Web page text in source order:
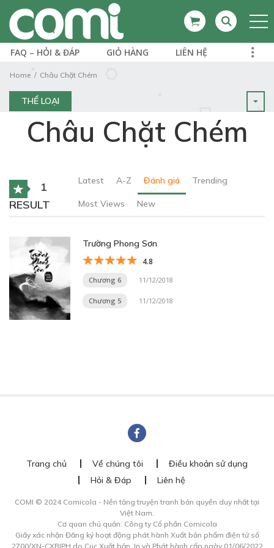
FAQ – HỎI & ĐÁP GIỎ HÀNG LIÊN HỆ
Home Châu Chặt Chém
THỂ LOẠI
Châu Chặt Chém
1
RESULT
Latest A-Z Đánh giá Trending
Most Views New
Trường Phong Sơn
4.8
Chương 6 11/12/2018
Chương 5 11/12/2018
Trang chủ Về chúng tôi
Điều khoản sử dụng
Hỏi & Đáp
Liên hệ
COMI © 2024 Comicola - Nền tảng truyện tranh bản quyền duy nhất tại
Việt Nam.
Cơ quan chủ quản: Công ty Cổ phần Comicola
Giấy xác nhận Đăng ký hoạt động phát hành Xuất bản phẩm điện tử số
2700/XN-CXBIPH do Cục Xuất bản, In và Phát hành cấp ngày 01/06/2022